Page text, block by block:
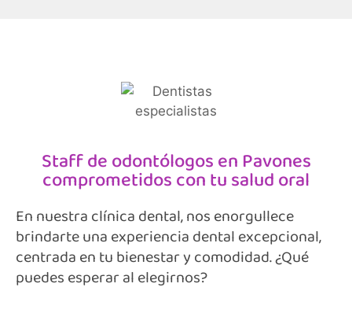
Staff de odontólogos en Pavones
comprometidos con tu salud oral
En nuestra clínica dental, nos enorgullece
brindarte una experiencia dental excepcional,
centrada en tu bienestar y comodidad. ¿Qué
puedes esperar al elegirnos?